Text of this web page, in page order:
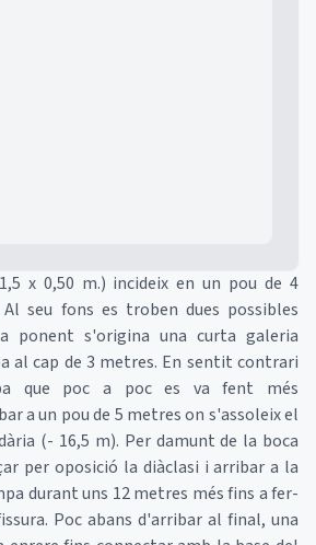
x 0,50 m.) incideix en un pou de 4
seu fons es troben dues possibles
ponent s'origina una curta galeria
al cap de 3 metres. En sentit contrari
que poc a poc es va fent més
a un pou de 5 metres on s'assoleix el
(- 16,5 m). Per damunt de la boca
per oposició la diàclasi i arribar a la
durant uns 12 metres més fins a fer-
Poc abans d'arribar al final, una